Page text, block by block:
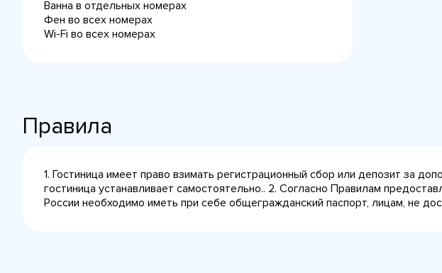
Ванна в отдельных номерах
Фен во всех номерах
Wi-Fi во всех номерах
Правила
1. Гостиница имеет право взимать регистрационный сбор или депозит за
гостиница устанавливает самостоятельно.. 2. Согласно Правилам
России необходимо иметь при себе общегражданский паспорт, лицам, не